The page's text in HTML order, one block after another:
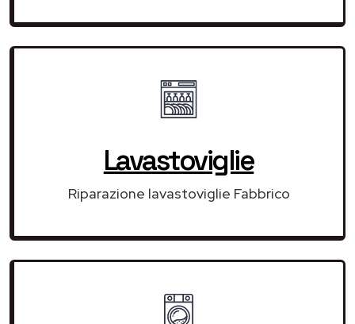
Lavastoviglie
Riparazione lavastoviglie Fabbrico